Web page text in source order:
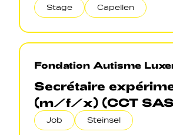
Stage Capellen
Fondation Autisme
Secrétaire
(m/f/x) (CCT
Job Steinsel